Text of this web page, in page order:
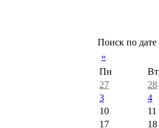
Поиск по дате
«
Пн
Вт
27
28
3
4
10
11
17
18